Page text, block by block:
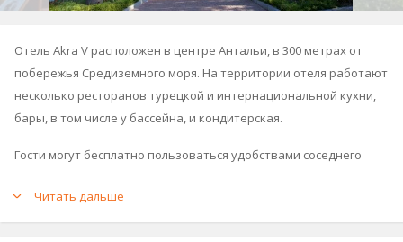
Отель Akra V расположен в центре Антальи, в 300 метрах от
побережья Средиземного моря. На территории отеля работают
несколько ресторанов турецкой и интернациональной кухни,
бары, в том числе у бассейна, и кондитерская.
Гости могут бесплатно пользоваться удобствами соседнего
открытый бассейн, фитнес-центр и прямой выход к пляжу.
Читать дальше